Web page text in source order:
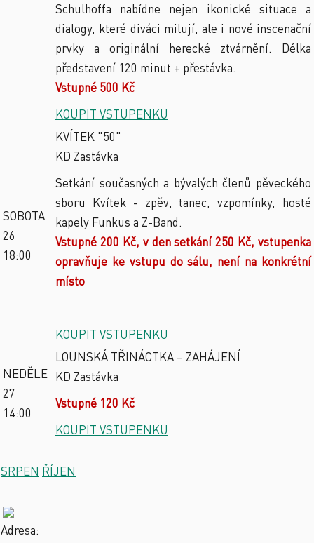
Schulhoffa nabídne nejen ikonické situace a
dialogy, které diváci milují, ale i nové inscenační
prvky a originální herecké ztvárnění. Délka
představení 120 minut + přestávka.
Vstupné 500 Kč
KOUPIT VSTUPENKU
SOBOTA
26
18:00
KVÍTEK "50"
KD Zastávka
Setkání současných a bývalých členů pěveckého
sboru Kvítek - zpěv, tanec, vzpomínky, hosté
kapely Funkus a Z-Band.
Vstupné 200 Kč, v den setkání 250 Kč, vstupenka
opravňuje ke vstupu do sálu, není na konkrétní
místo
KOUPIT VSTUPENKU
NEDĚLE
27
14:00
LOUNSKÁ TŘINÁCTKA – ZAHÁJENÍ
KD Zastávka
Vstupné 120 Kč
KOUPIT VSTUPENKU
SRPEN ŘÍJEN
Adresa: